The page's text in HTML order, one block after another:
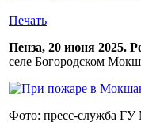
Печать
Пенза, 20 июня 2025.
селе Богородском
Фото: пресс-служба ГУ